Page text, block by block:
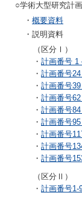
○学術大型研究計
・ 概要資料
・説明資料
（区分Ⅰ）
・ 計画番号 1
・ 計画番号
・ 計画番号
・ 計画番号
・ 計画番号
・ 計画番号
・ 計画番号
・ 計画番号
・ 計画番号
（区分Ⅱ）
・ 計画番号1-